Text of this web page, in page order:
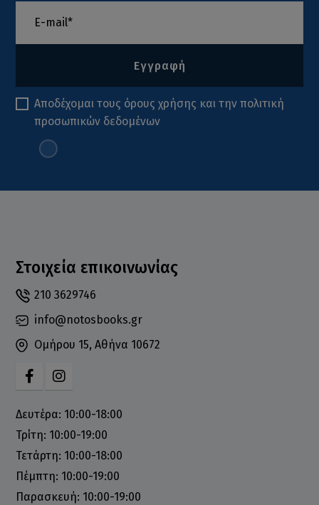
Εγγραφή
Αποδέχομαι τους όρους χρήσης και τηνπολιτική
προσωπικών δεδομένων
Στοιχεία επικοινωνίας
210 3629746
info@notosbooks.gr
Ομήρου 15, Αθήνα 10672
Δευτέρα: 10:00-18:00
Τρίτη: 10:00-19:00
Τετάρτη: 10:00-18:00
Πέμπτη: 10:00-19:00
Παρασκευή: 10:00-19:00